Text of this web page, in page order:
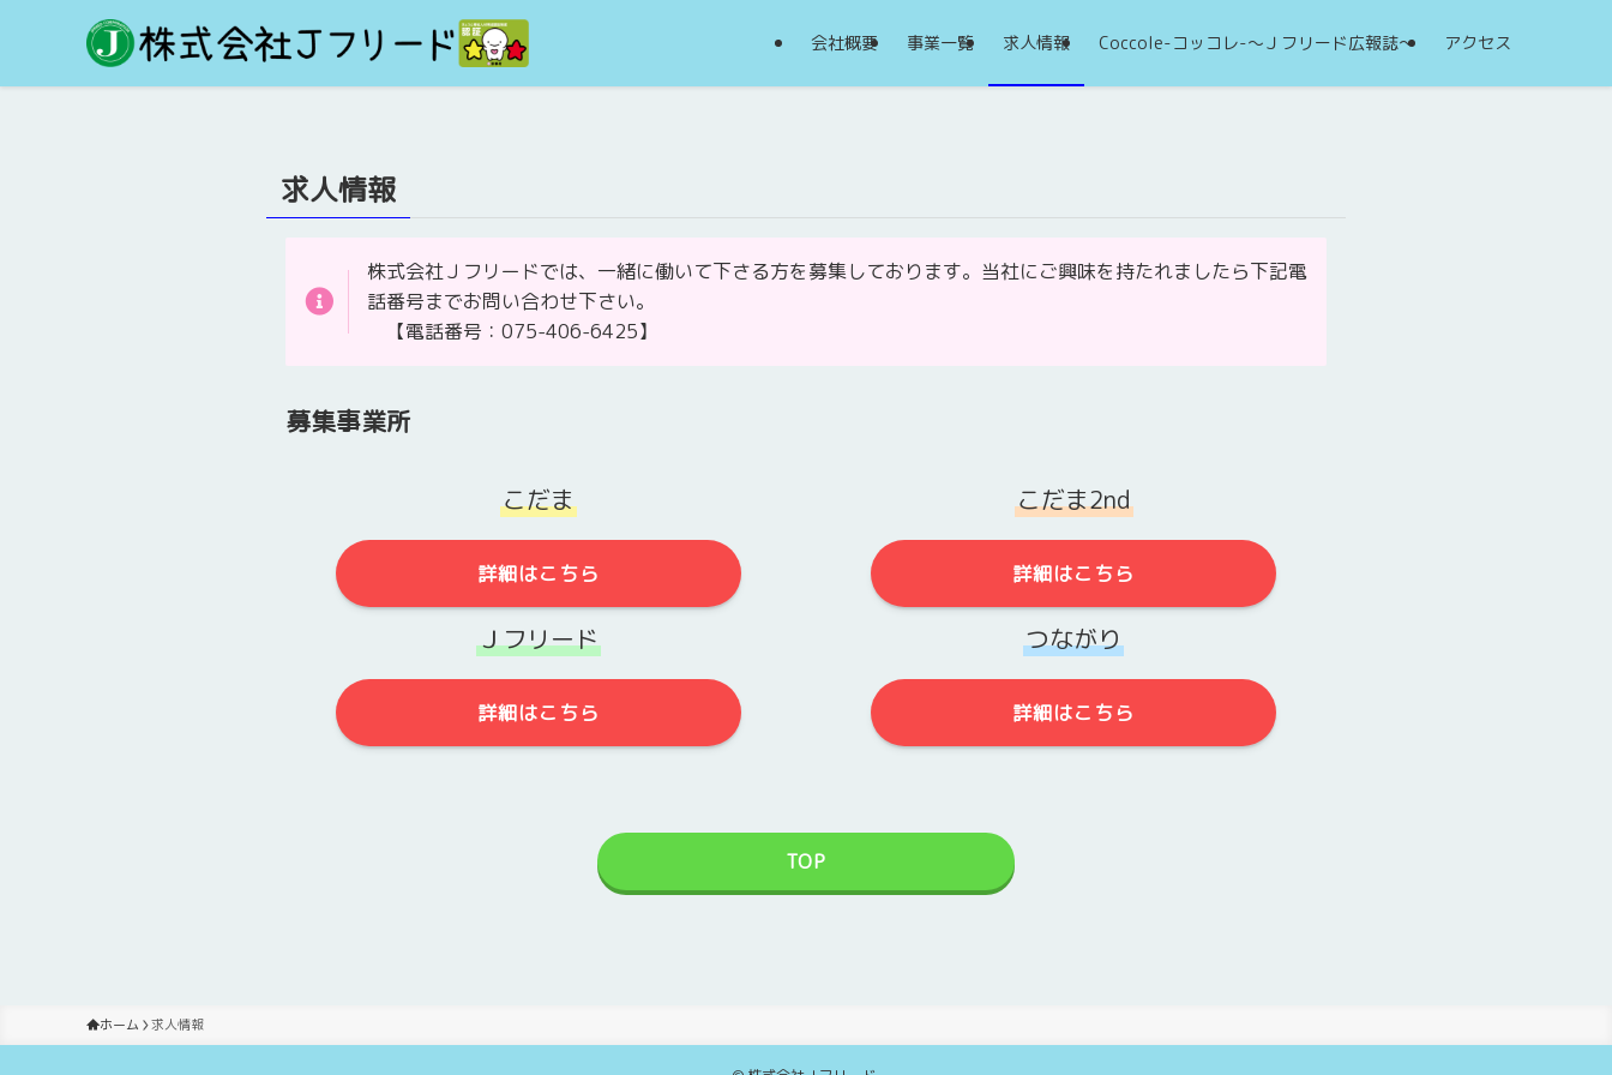
会社概要 事業一覧 求人情報 Coccole-コッコレ-～Ｊフリード広報誌～ アクセス
求人情報
株式会社Ｊフリードでは、一緒に働いて下さる方を募集しております。当社にご興味を持たれましたら下記電
話番号までお問い合わせ下さい。
【電話番号：075-406-6425】
募集事業所
こだま
詳細はこちら
こだま2nd
詳細はこちら
Ｊフリード
詳細はこちら
つながり
詳細はこちら
TOP
ホーム 求人情報